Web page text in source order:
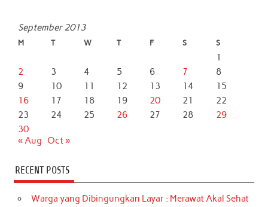
September 2013
M T W T F S S
1
2
3 4 5 6 7
8
9
10 11 12 13 14
15
16
17 18 19 20 21
22
23
24 25 26 27 28
29
30
« Aug
Oct »
RECENT POSTS
Warga yang Dibingungkan Layar : Merawat Akal Sehat